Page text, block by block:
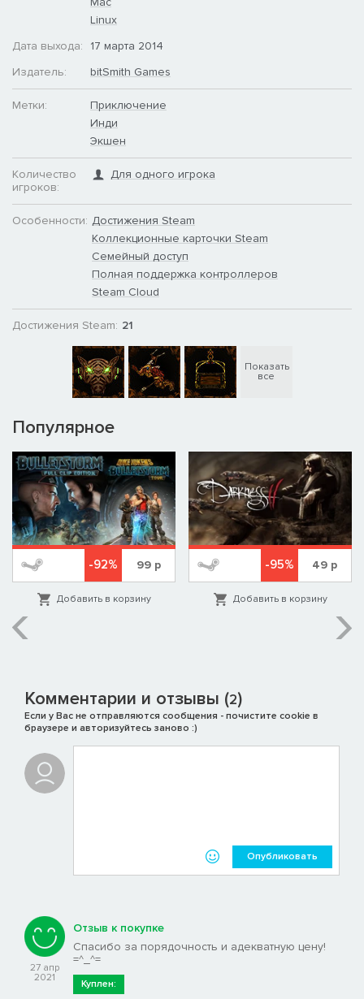
Linux
Дата выхода:
17 марта 2014
Издатель:
bitSmith Games
Метки:
Приключение
Инди
Экшен
Количество
игроков:
Для одного игрока
Особенности: Достижения Steam
Коллекционные карточки Steam
Семейный доступ
Полная поддержка контроллеров
Steam Cloud
Достижения Steam: 21
Показать
все
Популярное
-92% 99р
Добавить в корзину
-95% 49 р
Добавить в корзину
Комментарии и отзывы (2)
Если у Вас не отправляются сообщения - почистите cookie в
браузере и авторизуйтесь заново :)
Опубликовать
27 апр
2021
Отзыв к покупке
Спасибо за порядочность и адекватную цену!
=^_^=
Куплен: